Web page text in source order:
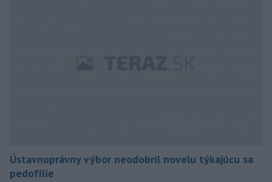
Ústavnoprávny výbor neodobril novelu týkajúcu sa
pedofílie